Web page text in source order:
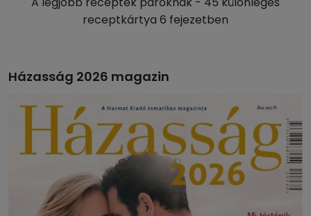
receptkártya 6 fejezetben
Házasság 2026 magazin